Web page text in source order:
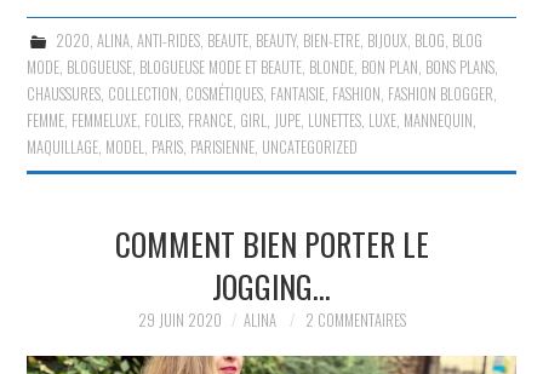
2020, ALINA, ANTI-RIDES, BEAUTE, BEAUTY, BIEN-ETRE, BIJOUX, BLOG, BLOG
MODE, BLOGUEUSE, BLOGUEUSE MODE ET BEAUTE, BLONDE, BON PLAN, BONS PLANS,
CHAUSSURES, COLLECTION, COSMÉTIQUES, FANTAISIE, FASHION, FASHION BLOGGER,
FEMME, FEMMELUXE, FOLIES, FRANCE, GIRL, JUPE, LUNETTES, LUXE, MANNEQUIN,
MAQUILLAGE, MODEL, PARIS, PARISIENNE, UNCATEGORIZED
COMMENT BIEN PORTER LE
JOGGING…
29 JUIN 2020 ALINA 2 COMMENTAIRES